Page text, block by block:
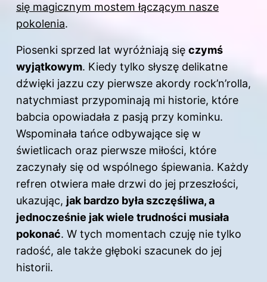
się magicznym mostem łączącym nasze
pokolenia.
Piosenki sprzed lat wyróżniają się czymś
wyjątkowym. Kiedy tylko słyszę delikatne
dźwięki jazzu czy pierwsze akordy rock’n’rolla,
natychmiast przypominają mi historie, które
babcia opowiadała z pasją przy kominku.
Wspominała tańce odbywające się w
świetlicach oraz pierwsze miłości, które
zaczynały się od wspólnego śpiewania. Każdy
refren otwiera małe drzwi do jej przeszłości,
ukazując, jak bardzo była szczęśliwa, a
jednocześnie jak wiele trudności musiała
pokonać. W tych momentach czuję nie tylko
radość, ale także głęboki szacunek do jej
historii.